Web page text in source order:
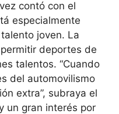
contó con el
especialmente
joven. La
deportes de
talentos. “Cuando
del automovilismo
extra”, subraya el
un gran interés por